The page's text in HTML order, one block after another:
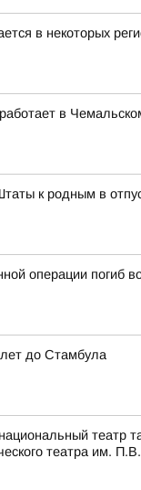
в некоторых
в
к родным в
операции погиб
до Стамбула
театр
театра им.